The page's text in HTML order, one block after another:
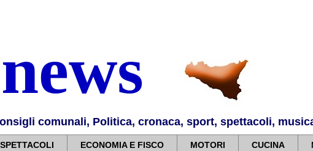
comunali, Politica, cronaca, sport, spettacoli,
ECONOMIA E FISCO MOTORI CUCINA